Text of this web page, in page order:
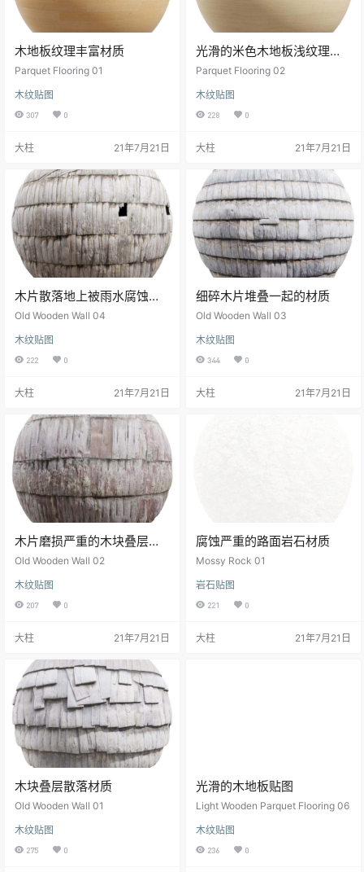
木地板纹理丰富材质
Parquet Flooring 01
木纹贴图
307 0
大柱 21年7月21日
光滑的米色木地板浅纹理材
质
Parquet Flooring 02
木纹贴图
228 0
大柱 21年7月21日
木片散落地上被雨水腐蚀腐
烂的材质纹理
Old Wooden Wall 04
木纹贴图
222 0
大柱 21年7月21日
细碎木片堆叠一起的材质
Old Wooden Wall 03
木纹贴图
344 0
大柱 21年7月21日
木片磨损严重的木块叠层材
质
Old Wooden Wall 02
木纹贴图
207 0
大柱 21年7月21日
腐蚀严重的路面岩石材质
Mossy Rock 01
岩石贴图
221 0
大柱 21年7月21日
木块叠层散落材质
Old Wooden Wall 01
木纹贴图
275 0
光滑的木地板贴图
Light Wooden Parquet Flooring 06
木纹贴图
236 0